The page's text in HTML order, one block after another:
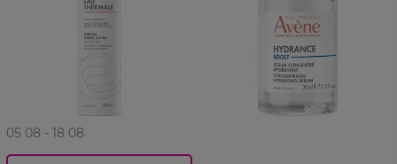
05 08 - 18 08